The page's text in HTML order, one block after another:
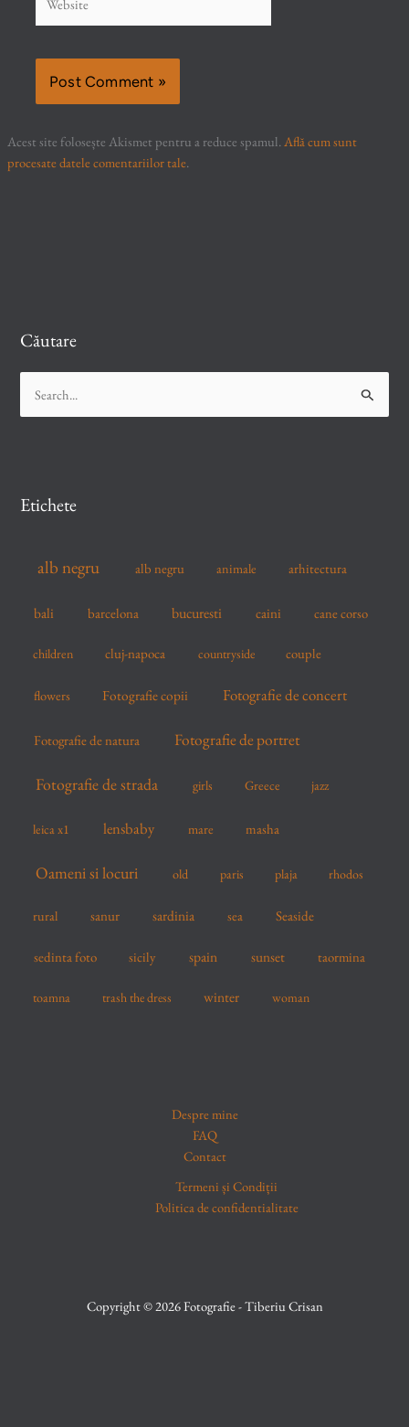
Acest site folosește Akismet pentru a reduce spamul.Află cum sunt
procesate datele comentariilor tale.
Căutare
h
Etichete
alb negru alb negru animale arhitectura
bali barcelona bucuresti caini cane corso
children cluj-napoca countryside couple
flowers Fotografie copii Fotografie de concert
Fotografie de natura Fotografie de portret
Fotografie de strada girls Greece jazz
leica x1 lensbaby mare masha
Oameni si locuri old paris plaja rhodos
rural sanur sardinia sea Seaside
sedinta foto sicily spain sunset taormina
toamna trash the dress winter woman
Despre mine
FAQ
Contact
Termeni și Condiții
Politica de confidentialitate
Copyright © 2026 Fotografie - Tiberiu Crisan